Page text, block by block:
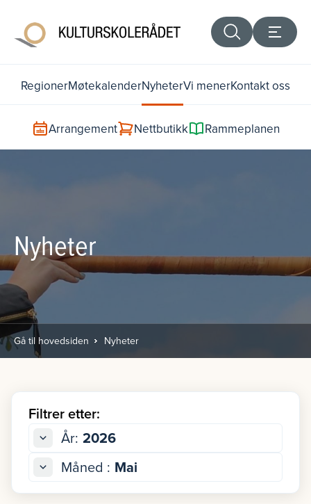
RegionerMøtekalenderNyheterVi menerKontakt oss
Arrangement Nettbutikk Rammeplanen
Nyheter
Gå til hovedsiden Nyheter
Filtrer etter:
År: 2026
Måned : Mai